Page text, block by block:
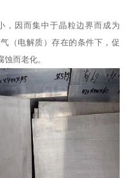
，因而集中于晶粒边界而成为
（电解质）存在的条件下，促
而老化。